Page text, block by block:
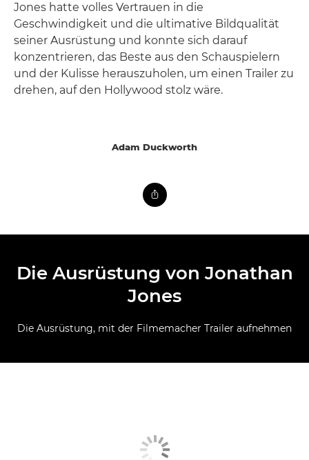
Jones hatte volles Vertrauen in die
Geschwindigkeit und die ultimative Bildqualität
seiner Ausrüstung und konnte sich darauf
konzentrieren, das Beste aus den Schauspielern
und der Kulisse herauszuholen, um einen Trailer zu
drehen, auf den Hollywood stolz wäre.
Adam Duckworth
Die Ausrüstung von Jonathan
Jones
Die Ausrüstung, mit der Filmemacher Trailer aufnehmen